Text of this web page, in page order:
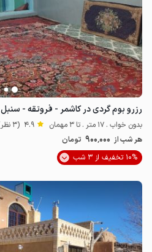
رزرو بوم گردی در کاشمر - فروتقه - سنبل
بدون خواب . 17 متر . تا 3 مهمان 4.9 (3 نظر)
هر شب از 900٬000 تومان
10% تخفیف از 3 شب